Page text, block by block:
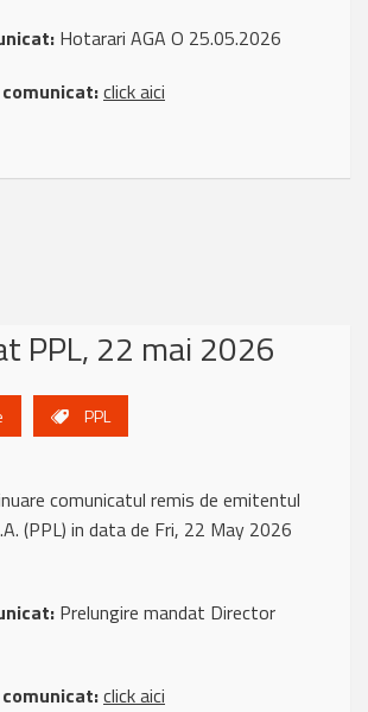
Hotarari AGA O 25.05.2026
click aici
PPL, 22 mai 2026
PPL
comunicatul remis de emitentul
(PPL) in data de Fri, 22 May 2026
Prelungire mandat Director
click aici